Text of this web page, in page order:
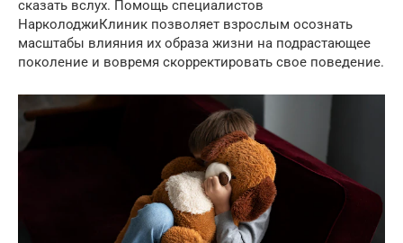
сказать вслух. Помощь специалистов
НарколоджиКлиник позволяет взрослым осознать
масштабы влияния их образа жизни на подрастающее
поколение и вовремя скорректировать свое поведение.